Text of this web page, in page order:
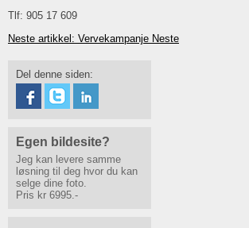
Tlf: 905 17 609
Neste artikkel: Vervekampanje Neste
Del denne siden:
Egen bildesite?
Jeg kan levere samme
løsning til deg hvor du kan
selge dine foto.
Pris kr 6995.-